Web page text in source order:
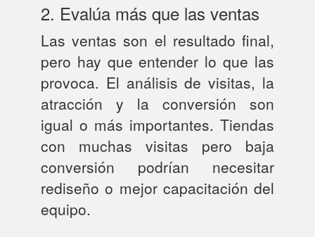
2. Evalúa más que las ventas
Las ventas son el resultado final,
pero hay que entender lo que las
provoca. El análisis de visitas, la
atracción y la conversión son
igual o más importantes. Tiendas
con muchas visitas pero baja
conversión podrían necesitar
rediseño o mejor capacitación del
equipo.